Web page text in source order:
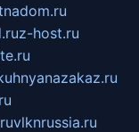
z-host.ru
vlknrussia.ru